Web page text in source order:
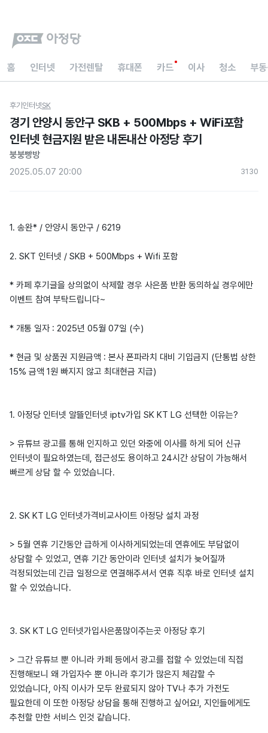
홈 인터넷 가전렌탈 휴대폰 카드 이사 청소 부
후기 인터넷SK
경기 안양시 동안구 SKB + 500Mbps + WiFi포함
인터넷 현금지원 받은 내돈내산 아정당 후기
붕붕빵방
2025.05.07 20:00
3130
1. 송완* / 안양시 동안구 / 6219
2. SKT 인터넷 / SKB + 500Mbps + Wifi 포함
* 카페 후기글을 상의없이 삭제할 경우 사은품 반환 동의하실 경우에만
이벤트 참여 부탁드립니다~
* 개통 일자 : 2025년 05월 07일 (수)
* 현금 및 상품권 지원금액 : 본사 폰파라치 대비 기입금지 (단통법 상한
15% 금액 1원 빠지지 않고 최대현금 지급)
1. 아정당 인터넷 알뜰인터넷 iptv가입 SK KT LG 선택한 이유는?
> 유튜브 광고를 통해 인지하고 있던 와중에 이사를 하게 되어 신규
인터넷이 필요하였는데, 접근성도 용이하고 24시간 상담이 가능해서
빠르게 상담 할 수 있었습니다.
2. SK KT LG 인터넷가격비교사이트 아정당 설치 과정
> 5월 연휴 기간동안 급하게 이사하게되었는데 연휴에도 부담없이
상담할 수 있었고, 연휴 기간 동안이라 인터넷 설치가 늦어질까
걱정되었는데 긴급 일정으로 연결해주셔서 연휴 직후 바로 인터넷 설치
할 수 있었습니다.
3. SK KT LG 인터넷가입사은품많이주는곳 아정당 후기
> 그간 유튜브 뿐 아니라 카페 등에서 광고를 접할 수 있었는데 직접
진행해보니 왜 가입자수 뿐 아니라 후기가 많은지 체감할 수
있었습니다, 아직 이사가 모두 완료되지 않아 TV나 추가 가전도
필요한데 이 또한 아정당 상담을 통해 진행하고 싶어요!, 지인들에게도
추천할 만한 서비스 인것 같습니다.